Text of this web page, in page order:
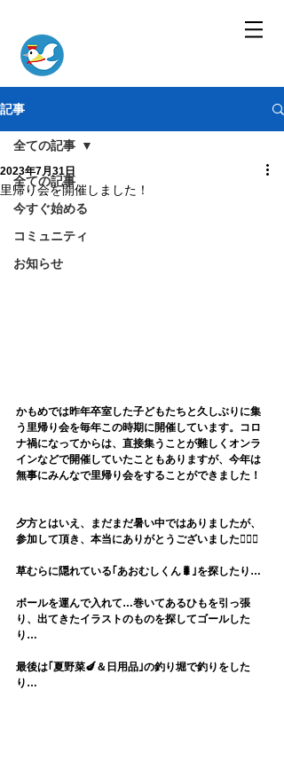
記事
全ての記事
今すぐ始める
コミュニティ
お知らせ
全ての記事
里帰り会を開催しました！
2023年7月31日
かもめでは昨年卒室した子どもたちと久しぶりに集
う里帰り会を毎年この時期に開催しています。コロ
ナ禍になってからは、直接集うことが難しくオンラ
インなどで開催していたこともありますが、今年は
無事にみんなで里帰り会をすることができました！
夕方とはいえ、まだまだ暑い中ではありましたが、
参加して頂き、本当にありがとうございました🙇‍♀️✨
草むらに隠れている｢あおむしくん🐛｣を探したり…
ボールを運んで入れて…巻いてあるひもを引っ張
り、出てきたイラストのものを探してゴールした
り…
最後は｢夏野菜🍆＆日用品｣の釣り堀で釣りをした
り…